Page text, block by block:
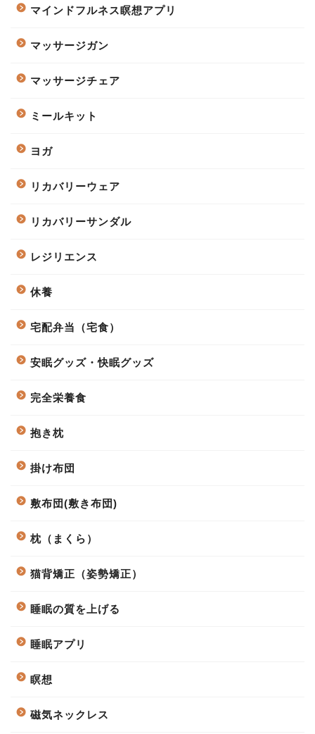
マインドフルネス瞑想アプリ
マッサージガン
マッサージチェア
ミールキット
ヨガ
リカバリーウェア
リカバリーサンダル
レジリエンス
休養
宅配弁当（宅食）
安眠グッズ・快眠グッズ
完全栄養食
抱き枕
掛け布団
敷布団(敷き布団)
枕（まくら）
猫背矯正（姿勢矯正）
睡眠の質を上げる
睡眠アプリ
瞑想
磁気ネックレス